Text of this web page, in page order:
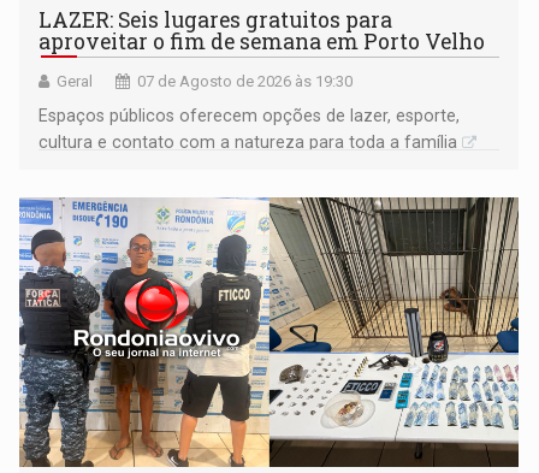
LAZER: Seis lugares gratuitos para
aproveitar o fim de semana em Porto Velho
Geral 07 de Agosto de 2026 às 19:30
Espaços públicos oferecem opções de lazer, esporte,
cultura e contato com a natureza para toda a família